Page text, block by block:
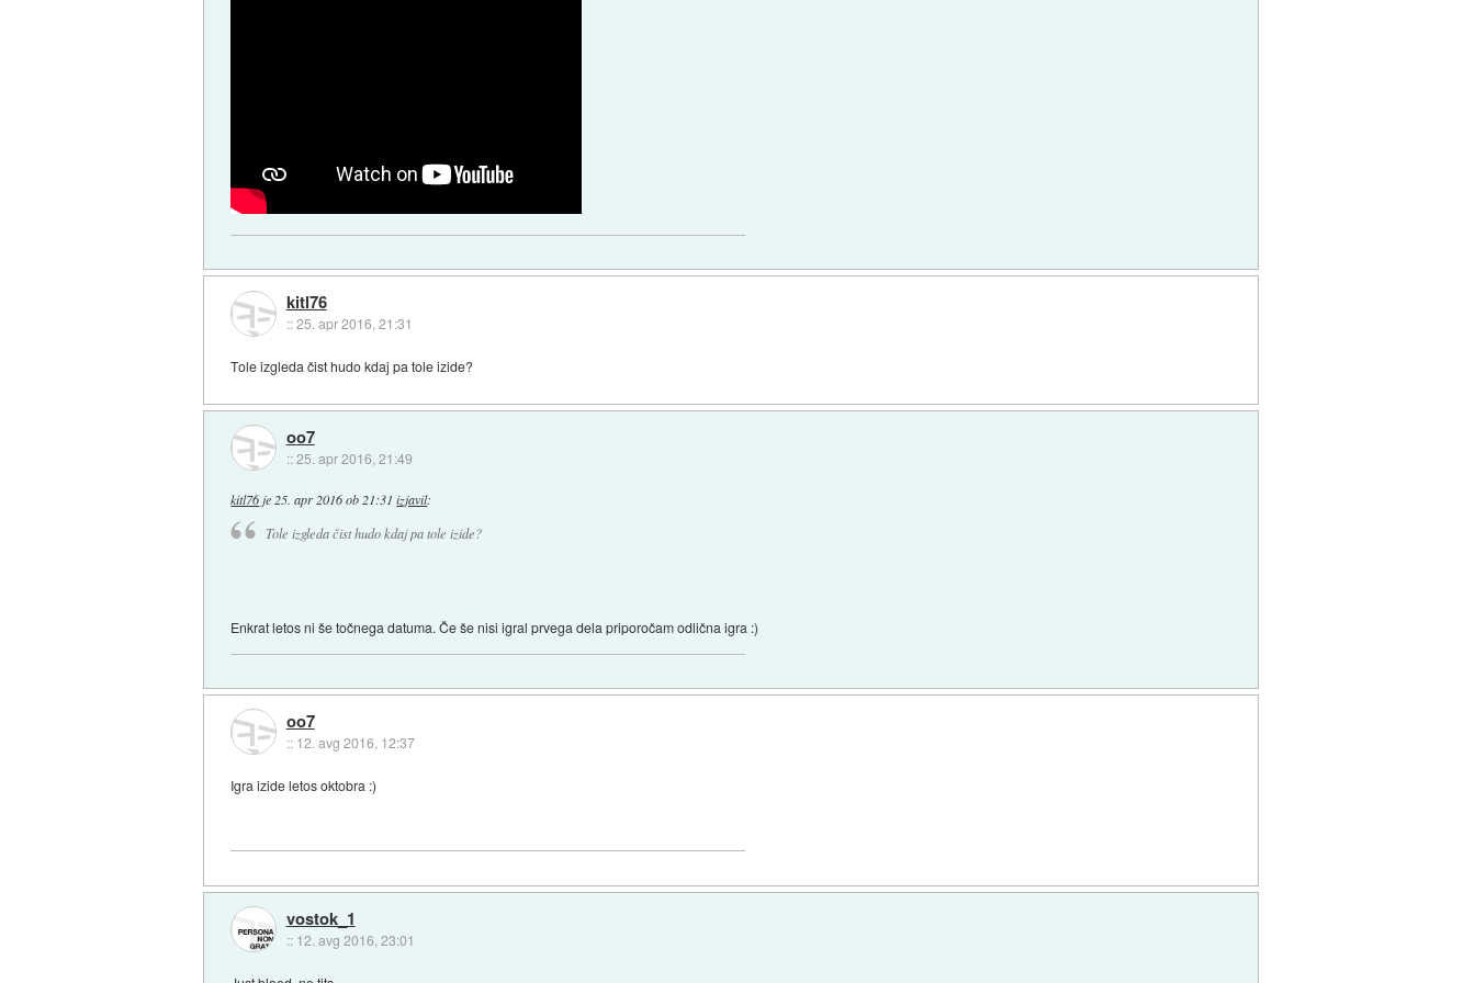
kitl76
::25. apr 2016, 21:31
Tole izgleda čist hudo kdaj pa tole izide?
oo7
::25. apr 2016, 21:49
kitl76je25. apr 2016 ob 21:31 izjavil:
Tole izgleda čist hudo kdaj pa tole izide?
Enkrat letos ni še točnega datuma. Če še nisi igral prvega dela priporočam odlična igra :)
oo7
:: 12. avg 2016, 12:37
Igra izide letos oktobra :)
vostok_1
:: 12. avg 2016, 23:01